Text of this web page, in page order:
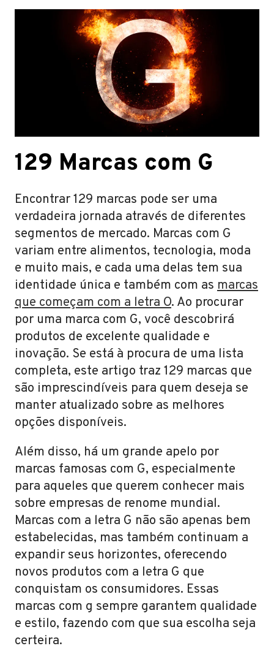
129 Marcas com G
Encontrar 129 marcas pode ser uma
verdadeira jornada através de diferentes
segmentos de mercado. Marcas com G
variam entre alimentos, tecnologia, moda
e muito mais, e cada uma delas tem sua
identidade única e também com as marcas
que começam com a letra O. Ao procurar
por uma marca com G, você descobrirá
produtos de excelente qualidade e
inovação. Se está à procura de uma lista
completa, este artigo traz 129 marcas que
são imprescindíveis para quem deseja se
manter atualizado sobre as melhores
opções disponíveis.
Além disso, há um grande apelo por
marcas famosas com G, especialmente
para aqueles que querem conhecer mais
sobre empresas de renome mundial.
Marcas com a letra G não são apenas bem
estabelecidas, mas também continuam a
expandir seus horizontes, oferecendo
novos produtos com a letra G que
conquistam os consumidores. Essas
marcas com g sempre garantem qualidade
e estilo, fazendo com que sua escolha seja
certeira.